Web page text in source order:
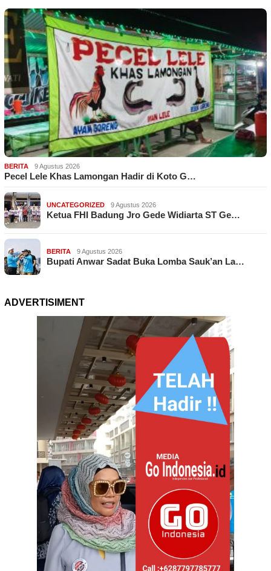
BERITA 9 Agustus 2026
Pecel Lele Khas Lamongan Hadir di Koto G…
UNCATEGORIZED 9 Agustus 2026
Ketua FHI Badung Jro Gede Widiarta ST Ge…
BERITA 9 Agustus 2026
Bupati Anwar Sadat Buka Lomba Sauk’an La…
ADVERTISIMENT